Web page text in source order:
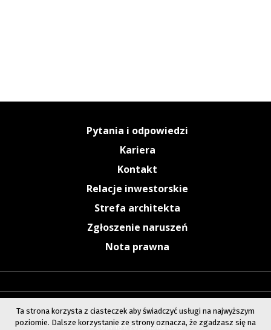
Pytania i odpowiedzi
Kariera
Kontakt
Relacje inwestorskie
Strefa architekta
Zgłoszenie naruszeń
Nota prawna
© Copyright 2026 Nowa Gala
Ta strona korzysta z ciasteczek aby świadczyć usługi na najwyższym
poziomie. Dalsze korzystanie ze strony oznacza, że zgadzasz się na